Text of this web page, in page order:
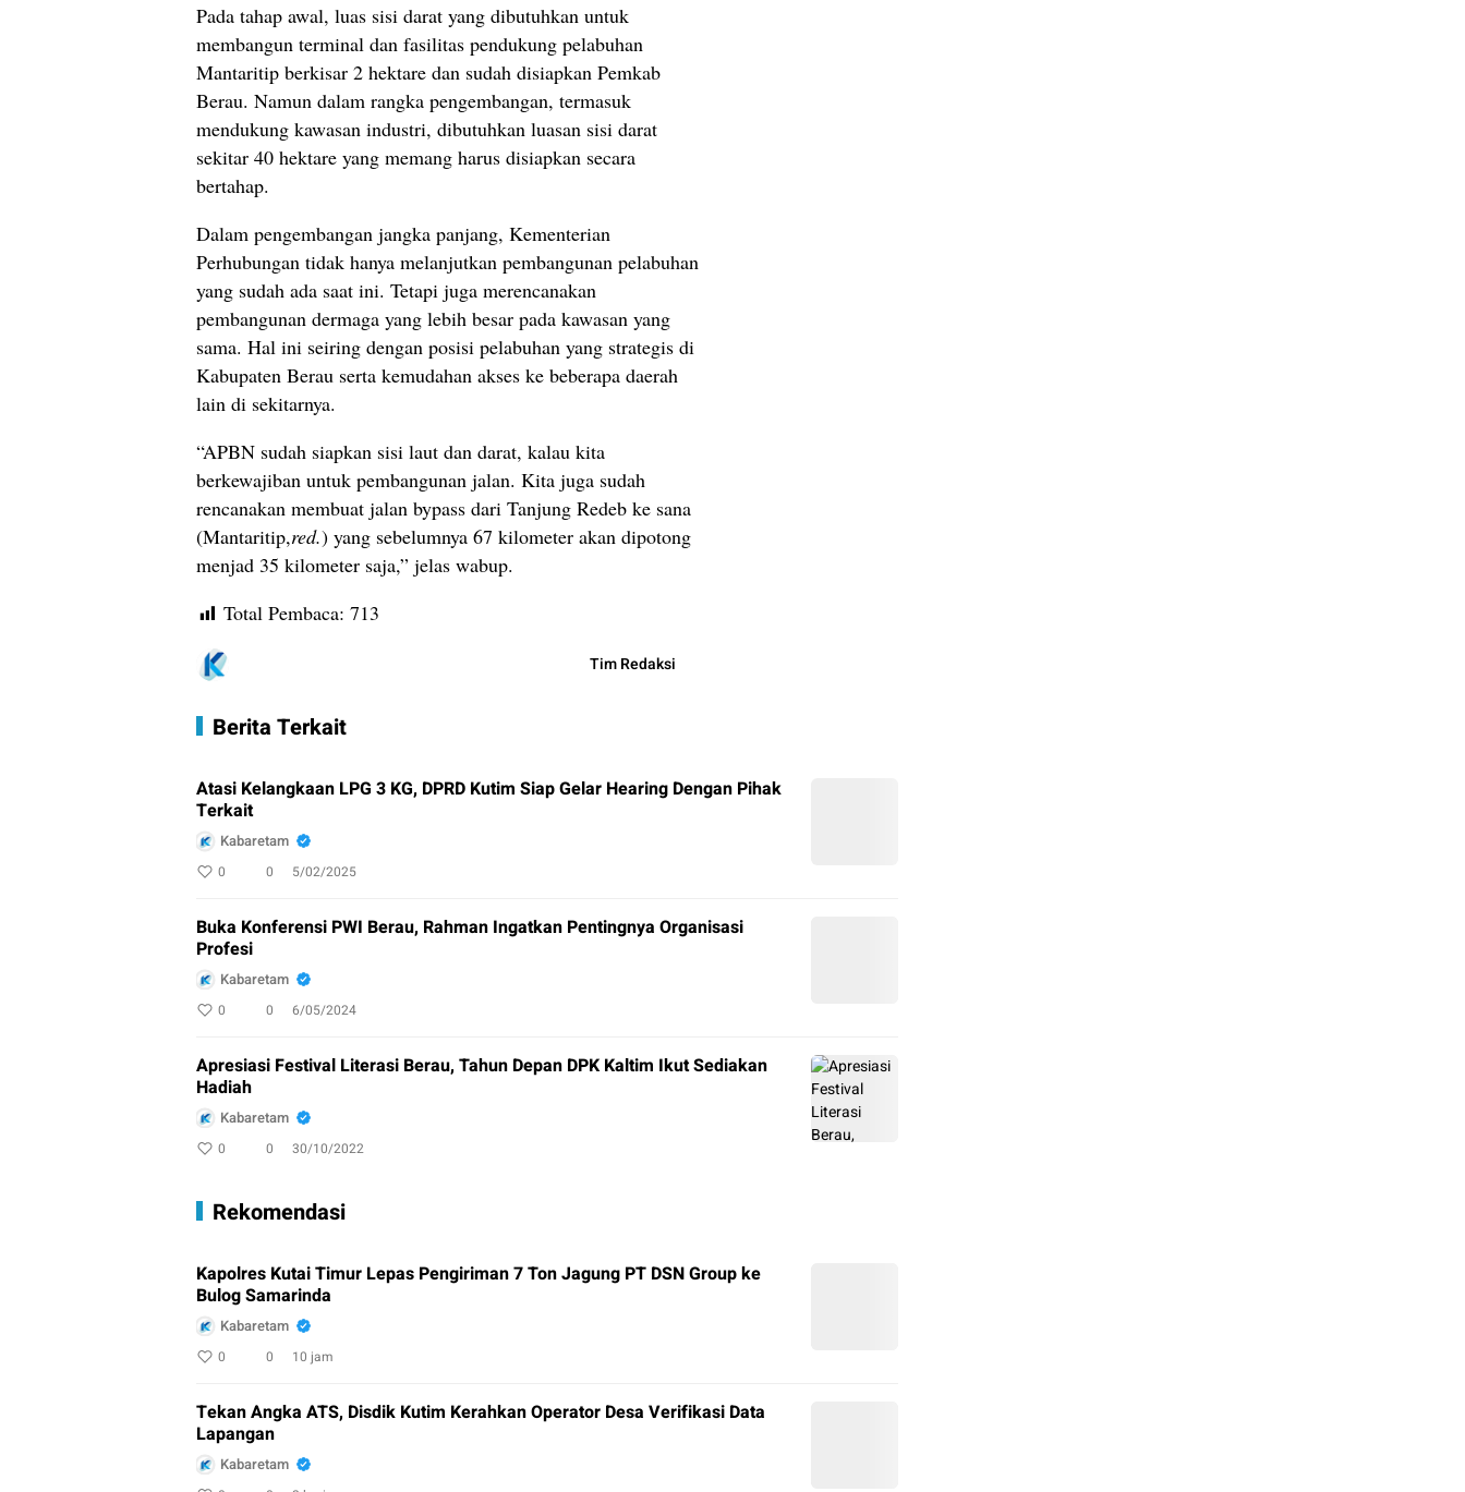
Pada tahap awal, luas sisi darat yang dibutuhkan untuk
membangun terminal dan fasilitas pendukung pelabuhan
Mantaritip berkisar 2 hektare dan sudah disiapkan Pemkab
Berau. Namun dalam rangka pengembangan, termasuk
mendukung kawasan industri, dibutuhkan luasan sisi darat
sekitar 40 hektare yang memang harus disiapkan secara
bertahap.
Dalam pengembangan jangka panjang, Kementerian
Perhubungan tidak hanya melanjutkan pembangunan pelabuhan
yang sudah ada saat ini. Tetapi juga merencanakan
pembangunan dermaga yang lebih besar pada kawasan yang
sama. Hal ini seiring dengan posisi pelabuhan yang strategis di
Kabupaten Berau serta kemudahan akses ke beberapa daerah
lain di sekitarnya.
“APBN sudah siapkan sisi laut dan darat, kalau kita
berkewajiban untuk pembangunan jalan. Kita juga sudah
rencanakan membuat jalan bypass dari Tanjung Redeb ke sana
(Mantaritip,red.) yang sebelumnya 67 kilometer akan dipotong
menjad 35 kilometer saja,” jelas wabup.
Total Pembaca: 713
Tim Redaksi
Berita Terkait
Atasi Kelangkaan LPG 3 KG, DPRD Kutim Siap Gelar Hearing Dengan Pihak
Terkait
Kabaretam
0 0 5/02/2025
Buka Konferensi PWI Berau, Rahman Ingatkan Pentingnya Organisasi
Profesi
Kabaretam
0 0 6/05/2024
Apresiasi Festival Literasi Berau, Tahun Depan DPK Kaltim Ikut Sediakan
Hadiah
Kabaretam
0 0 30/10/2022
Rekomendasi
Kapolres Kutai Timur Lepas Pengiriman 7 Ton Jagung PT DSN Group ke
Bulog Samarinda
Kabaretam
0 0 10 jam
Tekan Angka ATS, Disdik Kutim Kerahkan Operator Desa Verifikasi Data
Lapangan
Kabaretam